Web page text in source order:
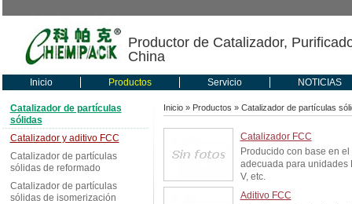
Productor de Catalizador,
China
Inicio Productos Servicio NOTICIAS
Catalizador de partículas
sólidas
Catalizador y aditivo FCC
Catalizador de partículas
sólidas de reformado
Catalizador de partículas
sólidas de isomerización
Inicio» Productos » Catalizador de partículas
Catalizador FCC
Producido con base en
adecuada para unidades
V, etc.
Aditivo FCC